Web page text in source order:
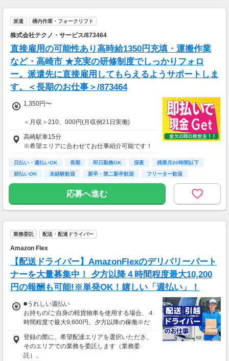
派遣 構内作業・フォークリフト
株式会社テクノ・サービス/873464
直接雇用の可能性あり高時給1350円充填・運搬作業
など・高崎市 ★充実の研修制度でしっかりフォロ
ー。派遣先に直接雇用してもらえるようサポートしま
す。＜長期のお仕事＞/873464
1,350円〜
＜月収＞210、000円(月収例21日実働)
交通費全額支給
即払い制度有
高崎駅車15分
※希望エリアに合わせてお仕事紹介可能です！
日払い・週払いOK 長期 即日勤務OK 深夜
残業月20時間以下
前払いOK
未経験歓迎 新卒・第二新卒歓迎 フリーター歓迎
応募へ進む
業務委託 配送・配達ドライバー
Amazon Flex
【配送ドライバー】AmazonFlexのデリバリーパート
ナーを大量募集中！ 夕方以降４時間程度最大10,200
円の報酬も可能!※単発OK！嬉しい「週払い」！
■うれしい週払い
お持ちの/ご自身の軽貨物車を使用する場合、４
時間程度で最大9,600円。夕方以降の稼働※だ
と４時間程度で最大10,200円の報酬が獲得可
能！給与ではなく、委託業務に応じた報酬をお
支払いする業務委託のお仕事です。うれしい週
払い。
登録の際に、希望配達エリアを選択いただき、
そのエリアでの業務を委託します（業務委
託）。